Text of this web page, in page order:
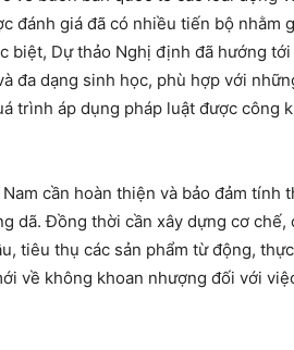
đánh giá đã có nhiều tiến bộ nhằm
biệt, Dự thảo Nghị định đã hướng
đa dạng sinh học, phù hợp với
trình áp dụng pháp luật được công
cần hoàn thiện và bảo đảm tính
dã. Đồng thời cần xây dựng cơ chế,
tiêu thụ các sản phẩm từ động,
về không khoan nhượng đối với